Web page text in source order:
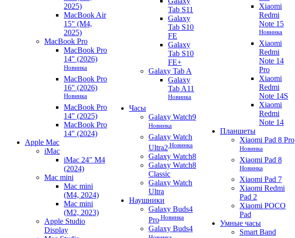
2025)
MacBook Air
15" (M4,
2025)
MacBook Pro
MacBook Pro
14" (2026)
Новинка
MacBook Pro
16" (2026)
Новинка
MacBook Pro
14" (2025)
MacBook Pro
14" (2024)
Apple Mac
iMac
iMac 24" M4
(2024)
Mac mini
Mac mini
(M4, 2024)
Mac mini
(M2, 2023)
Apple Studio
Display
Tab S11
Galaxy
Tab S10
FE
Galaxy
Tab S10
FE+
Galaxy Tab A
Galaxy
Tab A11
Новинка
Часы
Galaxy Watch9
Новинка
Galaxy Watch
Ultra2 Новинка
Galaxy Watch8
Galaxy Watch8
Classic
Galaxy Watch
Ultra
Наушники
Galaxy Buds4
Pro Новинка
Galaxy Buds4
Xiaomi
Redmi
Note 15
Новинка
Xiaomi
Redmi
Note 14
Pro
Xiaomi
Redmi
Note 14S
Xiaomi
Redmi
Note 14
Планшеты
Xiaomi Pad 8 Pro
Новинка
Xiaomi Pad 8
Новинка
Xiaomi Pad 7
Xiaomi Redmi
Pad 2
Xiaomi POCO
Pad
Умные часы
Smart Band